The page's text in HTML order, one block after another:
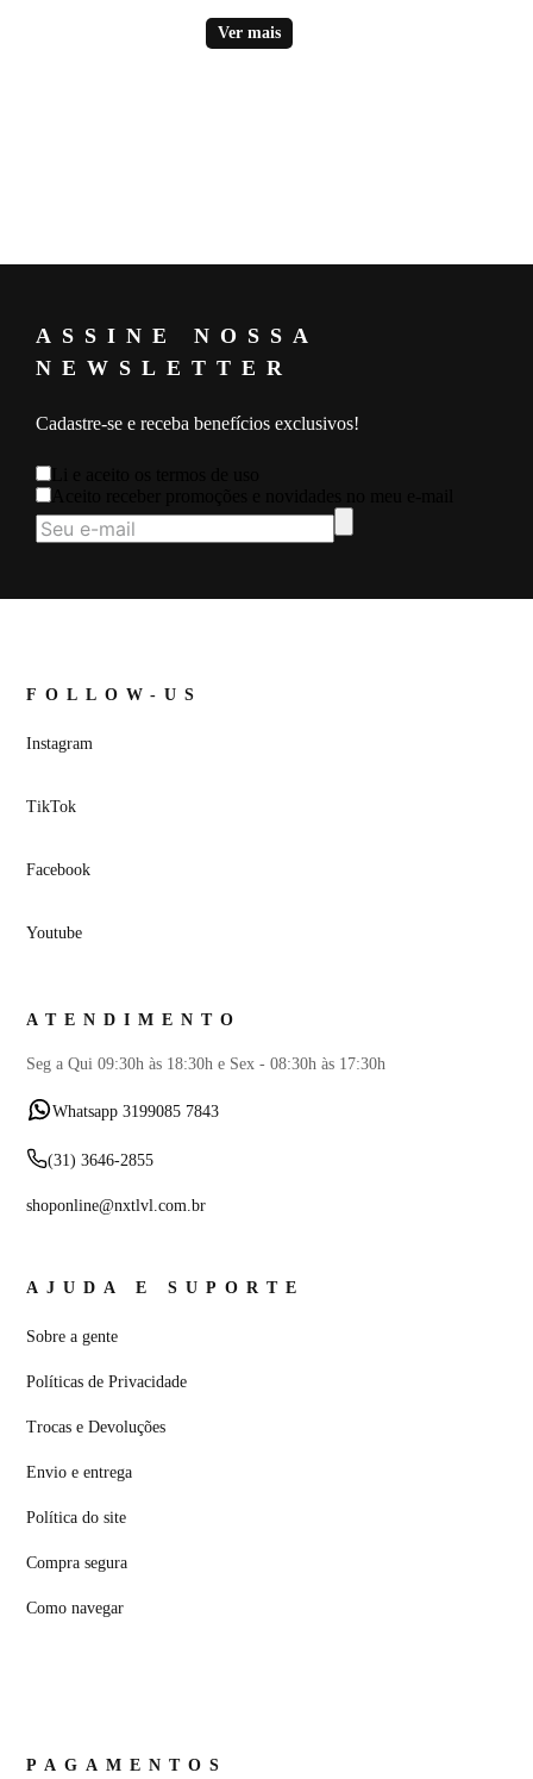
busca leveza sem abrir mão da elegância!
Ver mais
FOLLOW-US
Instagram
TikTok
Facebook
Youtube
ATENDIMENTO
Seg a Qui 09:30h às 18:30h e Sex - 08:30h às 17:30h
Whatsapp 3199085 7843
(31) 3646-2855
shoponline@nxtlvl.com.br
AJUDA E SUPORTE
Sobre a gente
Políticas de Privacidade
Trocas e Devoluções
Envio e entrega
Política do site
Compra segura
Como navegar
PAGAMENTOS
ASSINE NOSSA
NEWSLETTER
Cadastre-se e receba benefícios exclusivos!